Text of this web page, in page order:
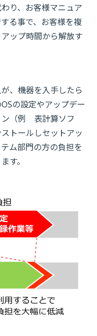
り、お客様マニュア
る事で、お客様を複
ップ時間から解放す
、機器を入手したら
の設定やアップデー
ン（例 表計算ソフ
トールしセットアッ
ム部門の方の負担を
す。